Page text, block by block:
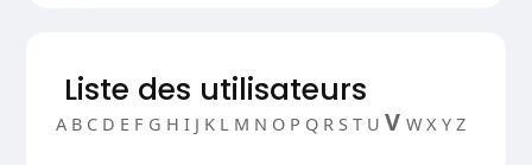
Liste des utilisateurs
A B C D E F G H I J K L M N O P Q R S T U V WX Y Z